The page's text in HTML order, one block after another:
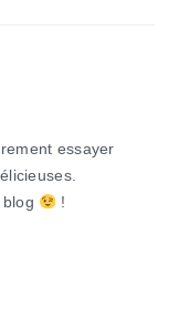
essayer
!